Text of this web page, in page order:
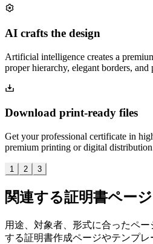
AI crafts the design
Artificial intelligence creates a
proper hierarchy, elegant borders,
Download print-ready files
Get your professional certificate in
premium printing or digital
1 2 3
関連する証明書ページ
用途、対象者、形式に合ったペ
する証明書作成ページやテンプレ